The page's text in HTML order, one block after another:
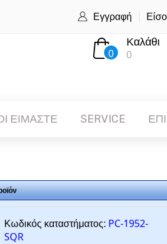
Εγγραφή
0
Καλάθι
0
ΕΙΜΑΣΤΕ SERVICE
Κωδικός καταστήματος: PC-1952-
SQR